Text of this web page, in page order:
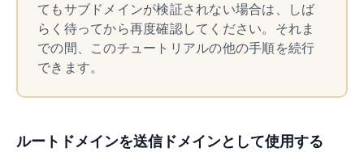
てもサブドメインが検証されない場合は、しば
らく待ってから再度確認してください。それま
での間、このチュートリアルの他の手順を続行
できます。
ルートドメインを送信ドメインとして使用する